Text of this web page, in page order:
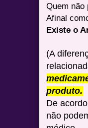
Quem não
Afinal
Existe o
(A
produto.
De
não